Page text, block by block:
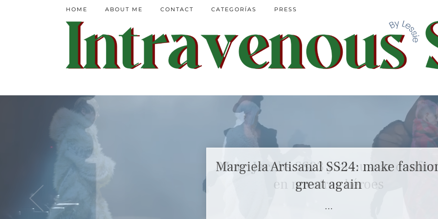
HOME ABOUT ME CONTACT CATEGORÍAS PRESS
Marc Jacobs SS23 y el buscar confort
en nuestros héroes
…